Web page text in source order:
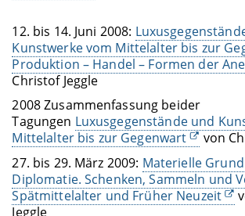
12. bis 14. Juni 2008:
Kunstwerke vom Mittelalter bis zur
Produktion – Handel – Formen der
Christof Jeggle
2008 Zusammenfassung beider
Tagungen Luxusgegenstände und
Mittelalter bis zur Gegenwart
von
27. bis 29. März 2009: Materielle
Diplomatie. Schenken, Sammeln und
Spätmittelalter und Früher Neuzeit
Jeggle